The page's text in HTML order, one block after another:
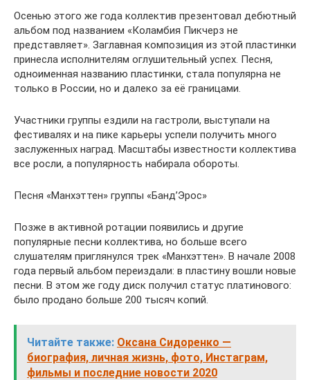
Осенью этого же года коллектив презентовал дебютный
альбом под названием «Коламбия Пикчерз не
представляет». Заглавная композиция из этой пластинки
принесла исполнителям оглушительный успех. Песня,
одноименная названию пластинки, стала популярна не
только в России, но и далеко за её границами.
Участники группы ездили на гастроли, выступали на
фестивалях и на пике карьеры успели получить много
заслуженных наград. Масштабы известности коллектива
все росли, а популярность набирала обороты.
Песня «Манхэттен» группы «Банд’Эрос»
Позже в активной ротации появились и другие
популярные песни коллектива, но больше всего
слушателям приглянулся трек «Манхэттен». В начале 2008
года первый альбом переиздали: в пластину вошли новые
песни. В этом же году диск получил статус платинового:
было продано больше 200 тысяч копий.
Читайте также: Оксана Сидоренко —
биография, личная жизнь, фото, Инстаграм,
фильмы и последние новости 2020